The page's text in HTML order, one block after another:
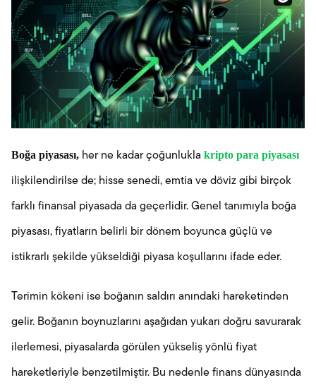
Boğa piyasası, her ne kadar çoğunlukla kripto para piyasası
ilişkilendirilse de; hisse senedi, emtia ve döviz gibi birçok
farklı finansal piyasada da geçerlidir. Genel tanımıyla boğa
piyasası, fiyatların belirli bir dönem boyunca güçlü ve
istikrarlı şekilde yükseldiği piyasa koşullarını ifade eder.
Terimin kökeni ise boğanın saldırı anındaki hareketinden
gelir. Boğanın boynuzlarını aşağıdan yukarı doğru savurarak
ilerlemesi, piyasalarda görülen yükseliş yönlü fiyat
hareketleriyle benzetilmiştir. Bu nedenle finans dünyasında